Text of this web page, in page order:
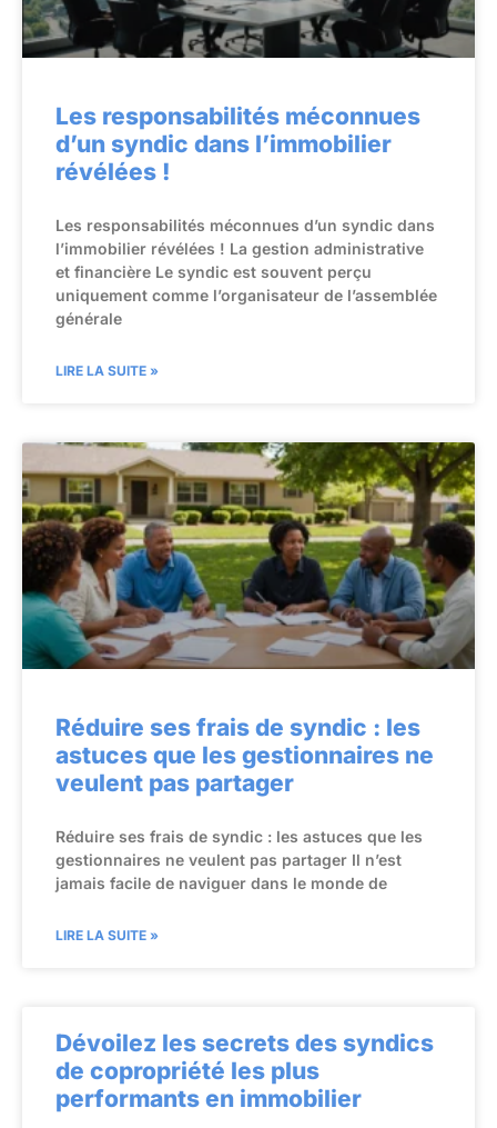
Les responsabilités méconnues
d’un syndic dans l’immobilier
révélées !
Les responsabilités méconnues d’un syndic dans
l’immobilier révélées ! La gestion administrative
et financière Le syndic est souvent perçu
uniquement comme l’organisateur de l’assemblée
générale
LIRE LA SUITE »
Réduire ses frais de syndic : les
astuces que les gestionnaires ne
veulent pas partager
Réduire ses frais de syndic : les astuces que les
gestionnaires ne veulent pas partager Il n’est
jamais facile de naviguer dans le monde de
LIRE LA SUITE »
Dévoilez les secrets des syndics
de copropriété les plus
performants en immobilier